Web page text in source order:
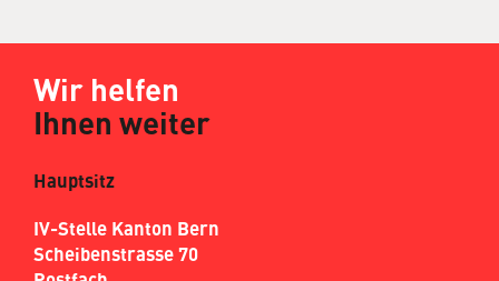
Wir helfen
Ihnen weiter
Hauptsitz
IV-Stelle Kanton Bern
Scheibenstrasse 70